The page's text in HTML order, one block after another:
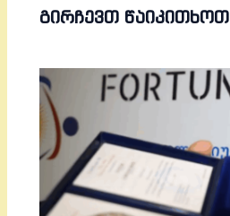
ᲒᲘᲠᲩᲔᲕᲗ ᲬᲐᲘᲙᲘᲗᲮᲝᲗ